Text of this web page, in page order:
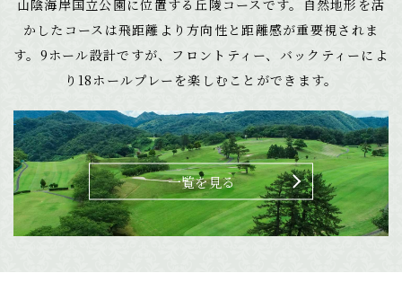
山陰海岸国立公園に位置する丘陵コースです。自然地形を活
かしたコースは飛距離より方向性と距離感が重要視されま
す。9ホール設計ですが、フロントティー、バックティーによ
り18ホールプレーを楽しむことができます。
一覧を見る